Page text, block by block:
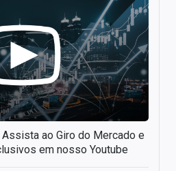
ao Giro do Mercado e
em nosso Youtube